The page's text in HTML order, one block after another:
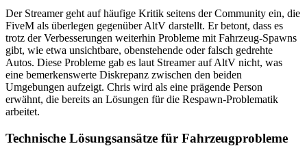
Der Streamer geht auf häufige Kritik seitens der Community ein, die
FiveM als überlegen gegenüber AltV darstellt. Er betont, dass es
trotz der Verbesserungen weiterhin Probleme mit Fahrzeug-Spawns
gibt, wie etwa unsichtbare, obenstehende oder falsch gedrehte
Autos. Diese Probleme gab es laut Streamer auf AltV nicht, was
eine bemerkenswerte Diskrepanz zwischen den beiden
Umgebungen aufzeigt. Chris wird als eine prägende Person
erwähnt, die bereits an Lösungen für die Respawn-Problematik
arbeitet.
Technische Lösungsansätze für Fahrzeugprobleme